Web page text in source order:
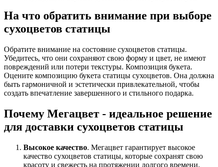
На что обратить внимание при выборе
сухоцветов статицы
Обратите внимание на состояние сухоцветов статицы.
Убедитесь, что они сохраняют свою форму и цвет, не имеют
повреждений или потери текстуры. Композиция букета.
Оцените композицию букета статицы сухоцветов. Она должна
быть гармоничной и эстетически привлекательной, чтобы
создать впечатление завершенного и стильного подарка.
Почему Мегацвет - идеальное решение
для доставки сухоцветов статицы
Высокое качество. Мегацвет гарантирует высокое
качество сухоцветов статицы, которые сохранят свою
красоту и свежесть на протяжении долгого времени.